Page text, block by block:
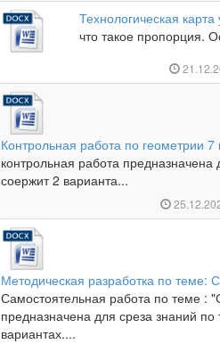
Технологическая
что такое пропорция.
Контрольная работа по геометрии
контрольная работа
соержит 2 варианта...
Методическая разработка по теме:
Самостоятельная работа по теме :
предназначена для среза знаний
вариантах....